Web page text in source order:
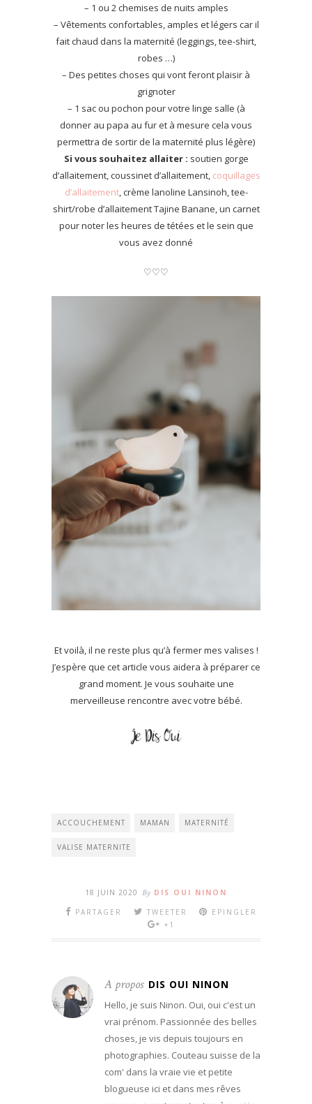
– 1 ou 2 chemises de nuits amples
– Vêtements confortables, amples et légers car il
fait chaud dans la maternité (leggings, tee-shirt,
robes …)
– Des petites choses qui vont feront plaisir à
grignoter
– 1 sac ou pochon pour votre linge salle (à
donner au papa au fur et à mesure cela vous
permettra de sortir de la maternité plus légère)
Si vous souhaitez allaiter : soutien gorge
d’allaitement, coussinet d’allaitement, coquillages
d’allaitement, crème lanoline Lansinoh, tee-
shirt/robe d’allaitement Tajine Banane, un carnet
pour noter les heures de tétées et le sein que
vous avez donné
♡♡♡
Et voilà, il ne reste plus qu’à fermer mes valises !
J’espère que cet article vous aidera à préparer ce
grand moment. Je vous souhaite une
merveilleuse rencontre avec votre bébé.
ACCOUCHEMENT MAMAN MATERNITÉ
VALISE MATERNITE
18 JUIN 2020 By DIS OUI NINON
PARTAGER
TWEETER
EPINGLER
+1
A propos DIS OUI NINON
Hello, je suis Ninon. Oui, oui c'est un
vrai prénom. Passionnée des belles
choses, je vis depuis toujours en
photographies. Couteau suisse de la
com' dans la vraie vie et petite
blogueuse ici et dans mes rêves